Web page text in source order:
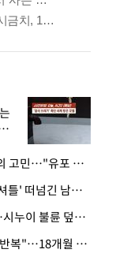
· 직장 불륜 발각된 40대 남성의 고민…"유포 동료 명예훼손·협박죄 고소 가능할까"
· 재취업한 시누이 위해 '조카 셔틀' 떠넘긴 남편…아내 "난 못한다"
· "남의 가정사 끼어들지 마"…시누이 불륜 덮으려는 남편에 억울한 아내
· "현관문 걷어차고 욕설 녹음 반복"…18개월 아기 키우는 집 뒤흔든 '앞집의 비극'